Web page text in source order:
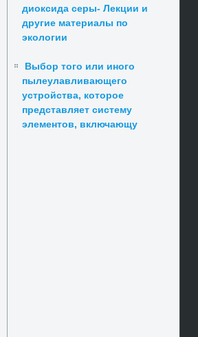
диоксида серы- Лекции и
другие материалы по
экологии
Выбор того или иного
пылеулавливающего
устройства, которое
представляет систему
элементов, включающу